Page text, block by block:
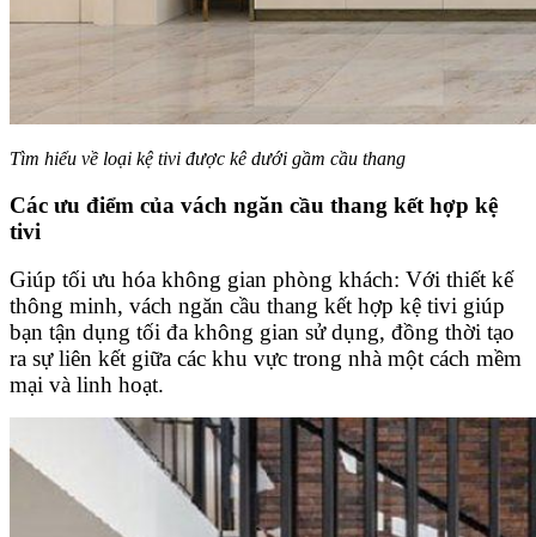
Tìm hiểu về loại kệ tivi được kê dưới gầm cầu thang
Các ưu điểm của vách ngăn cầu thang kết hợp kệ
tivi
Giúp tối ưu hóa không gian phòng khách: Với thiết kế
thông minh, vách ngăn cầu thang kết hợp kệ tivi giúp
bạn tận dụng tối đa không gian sử dụng, đồng thời tạo
ra sự liên kết giữa các khu vực trong nhà một cách mềm
mại và linh hoạt.